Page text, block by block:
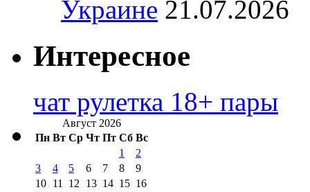
Украине 21.07.2026
Интересное
чат рулетка 18+ пары
Август 2026
Пн Вт Ср Чт Пт Сб Вс
1
2
3
4 5 6 7 8
9
10 11 12 13 14 15 16